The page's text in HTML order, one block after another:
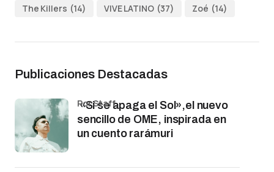
The Killers (14) VIVE LATINO (37) Zoé (14)
Publicaciones Destacadas
«Si se apaga el Sol»,el nuevo
sencillo de OME, inspirada en
un cuento rarámuri
por Staff